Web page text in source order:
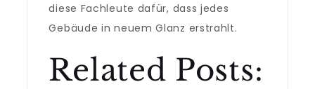
diese Fachleute dafür, dass jedes
Gebäude in neuem Glanz erstrahlt.
Related Posts: